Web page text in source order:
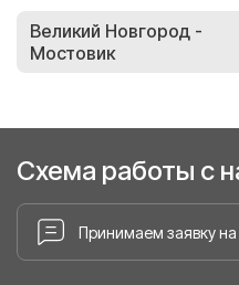
Великий Новгород -
Мостовик
Схема работы с
Принимаем заявку на